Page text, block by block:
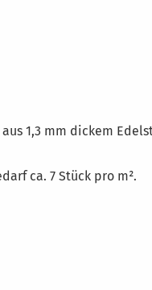
1,3 mm dickem
ca. 7 Stück pro m².